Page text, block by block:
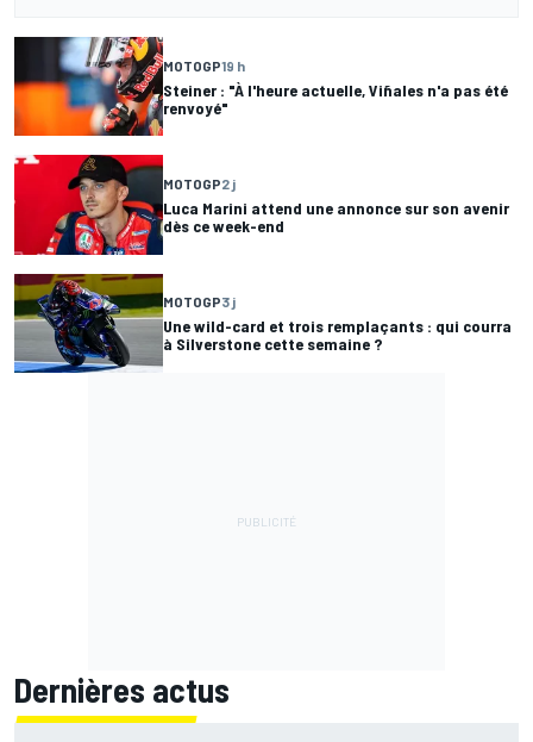
MOTOGP19 h
Steiner : "À l'heure actuelle, Viñales n'a pas été
renvoyé"
MOTOGP2 j
Luca Marini attend une annonce sur son avenir
dès ce week-end
MOTOGP3 j
Une wild-card et trois remplaçants : qui courra
à Silverstone cette semaine ?
Dernières actus